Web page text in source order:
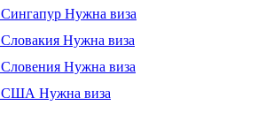
Сингапур Нужна виза
Словакия Нужна виза
Словения Нужна виза
США Нужна виза